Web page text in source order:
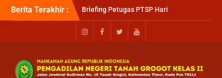
Berita Terakhir :
Briefing Petugas PTSP Hari
Kamis Tanggal 6 Agustus
2026
Sosialisasi Kepesertaan
Kesehatan Nasional (JKN)
bagi Pengadilan Negeri